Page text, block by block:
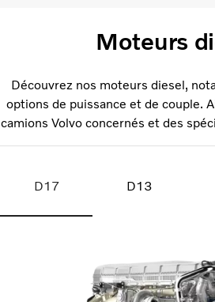
Moteurs
Découvrez nos moteurs diesel,
options de puissance et de couple.
camions Volvo concernés et des
D17 D13